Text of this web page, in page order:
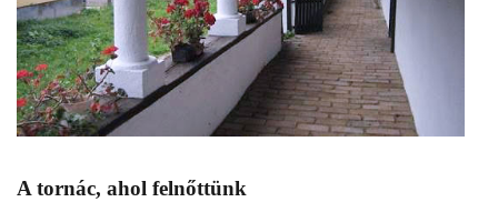
A tornác, ahol felnőttünk